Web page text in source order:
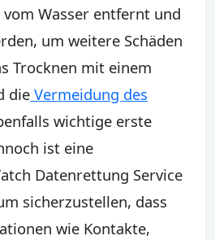
Wasser entfernt und
um weitere Schäden
Trocknen mit einem
die Vermeidung des
wichtige erste
ist eine
Datenrettung Service
sicherzustellen, dass
wie Kontakte,